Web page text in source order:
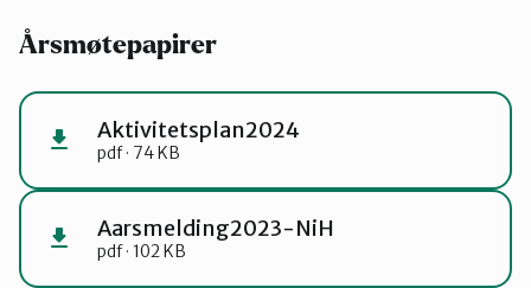
Årsmøtepapirer
Aktivitetsplan2024
pdf · 74 KB
Aarsmelding2023-NiH
pdf · 102 KB